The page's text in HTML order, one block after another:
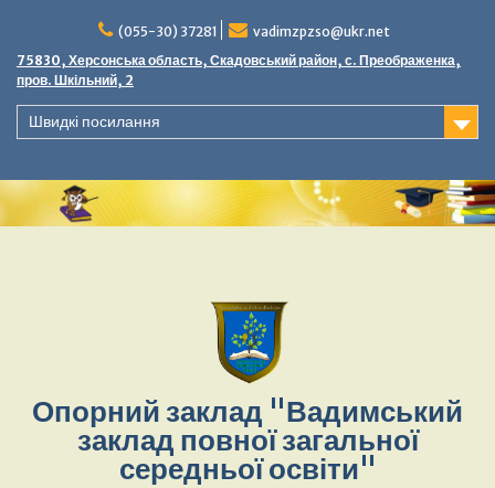
вмісту
(055-30) 37281
vadimzpzso@ukr.net
75830, Херсонська область, Скадовський район, с. Преображенка,
пров. Шкільний, 2
Швидкі посилання
Опорний заклад "Вадимський
заклад повної загальної
середньої освіти"